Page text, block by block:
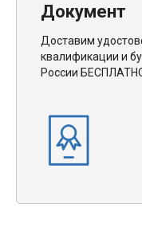
Документ
Доставим
квалификации и
России